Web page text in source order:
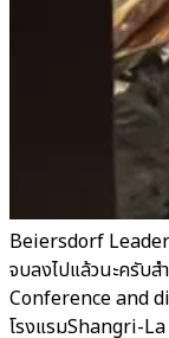
Beiersdorf
จบลงไปแล้วนะครับ
Conference and
โรงแรมShangri-La